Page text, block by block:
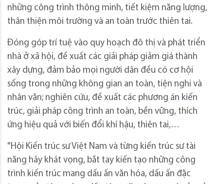
những công trình thông minh, tiết kiệm năng lượng,
thân thiện môi trường và an toàn trước thiên tai.
Đóng góp trí tuệ vào quy hoạch đô thị và phát triển
nhà ở xã hội, đề xuất các giải pháp giảm giá thành
xây dựng, đảm bảo mọi người dân đều có cơ hội
sống trong những không gian an toàn, tiện nghi và
nhân văn; nghiên cứu, đề xuất các phương án kiến
trúc, giải pháp công trình an toàn, bền vững, thích
ứng hiệu quả với biến đổi khí hậu, thiên tai,…
"Hội Kiến trúc sư Việt Nam và từng kiến trúc sư tài
năng hãy khát vọng, bắt tay kiến tạo những công
trình kiến trúc mang dấu ấn văn hóa, dấu ấn đặc